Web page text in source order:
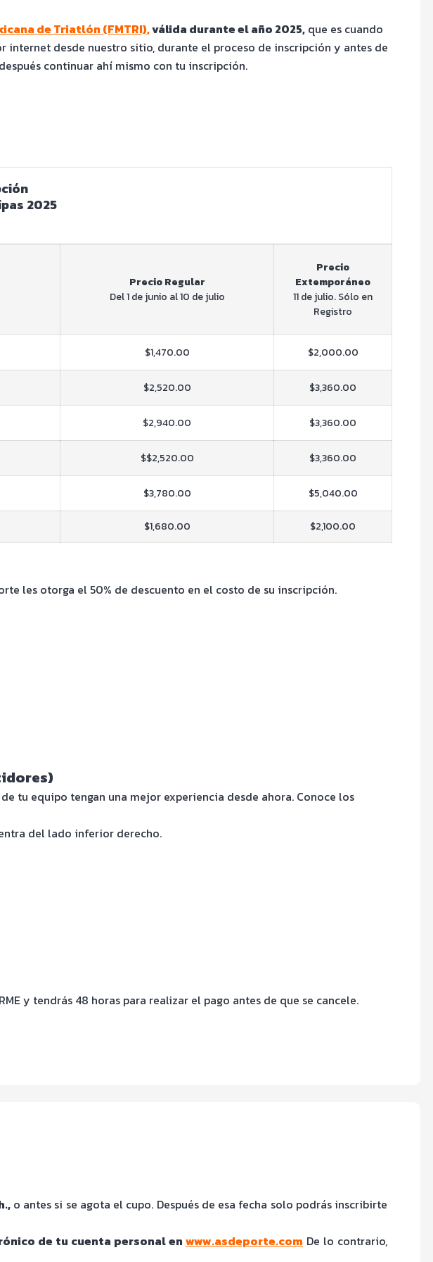
de Triatlón (FMTRI),válida durante el año 2025, que es cuando
internet desde nuestro sitio, durante el proceso de inscripción y antes de
continuar ahí mismo con tu inscripción.
2025
Precio Regular
Del 1 de junio al 10 de julio
Precio
Extemporáneo
11 de julio. Sólo en
Registro
$1,470.00 $2,000.00
$2,520.00 $3,360.00
$2,940.00 $3,360.00
$$2,520.00 $3,360.00
$3,780.00 $5,040.00
$1,680.00 $2,100.00
les otorga el 50% de descuento en el costo de su inscripción.
tu equipo tengan una mejor experiencia desde ahora. Conoce los
del lado inferior derecho.
y tendrás 48 horas para realizar el pago antes de que se cancele.
o antes si se agota el cupo. Después de esa fecha solo podrás inscribirte
de tu cuenta personal enwww.asdeporte.com De lo contrario,